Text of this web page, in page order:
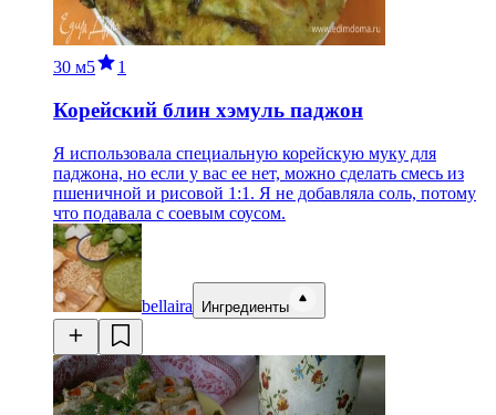
30 м5 1
Корейский блин хэмуль паджон
Я использовала специальную корейскую муку для
паджона, но если у вас ее нет, можно сделать смесь из
пшеничной и рисовой 1:1. Я не добавляла соль, потому
что подавала с соевым соусом.
bellaira Ингредиенты